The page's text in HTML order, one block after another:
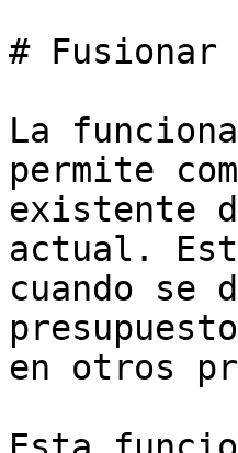
# Fusionar
La
permite
existente
actual.
cuando
en otros